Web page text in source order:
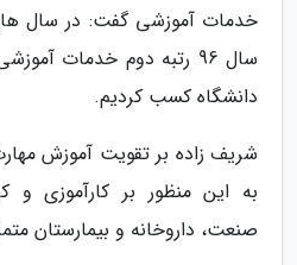
سال 96 رتبه دوم خدمات
دانشگاه کسب کردیم.
شریف زاده بر تقویت آموزش
به این منظور بر کارآموزی و
صنعت، داروخانه و بیمارستان